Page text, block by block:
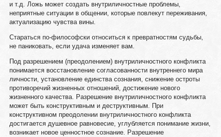
и т.д. Ложь может создать внутриличностные проблемы,
неприятные ситуации в общении, которые повлекут переживания,
актуализацию чувства вины.
Стараться по-философски относиться к превратностям судьбы,
не паниковать, если удача изменяет вам.
Под разрешением (преодолением) внутриличностного конфликта
понимается восстановление согласованности внутреннего мира
личности, установление единства сознания, снижение остроты
противоречий жизненных отношений, достижение нового
жизненного качества. Разрешение внутриличностного конфликта
может быть конструктивным и деструктивным. При
конструктивном преодолении внутриличностного конфликта
достигается душевное равновесие, углубляется понимание жизни,
возникает новое ценностное сознание. Разрешение